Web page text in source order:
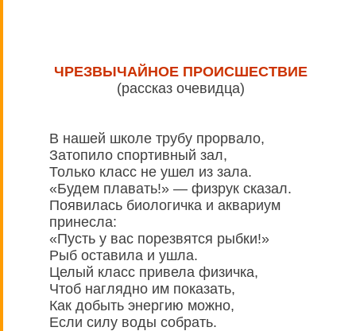
ЧРЕЗВЫЧАЙНОЕ ПРОИСШЕСТВИЕ
(рассказ очевидца)
В нашей школе трубу прорвало,
Затопило спортивный зал,
Только класс не ушел из зала.
«Будем плавать!» — физрук сказал.
Появилась биологичка и аквариум
принесла:
«Пусть у вас порезвятся рыбки!»
Рыб оставила и ушла.
Целый класс привела физичка,
Чтоб наглядно им показать,
Как добыть энергию можно,
Если силу воды собрать.